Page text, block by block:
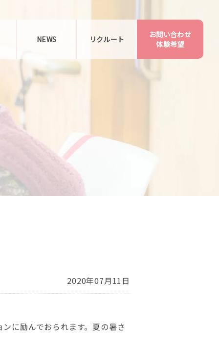
NEWS リクルート
お問い合わせ
体験希望
2020年07月11日
に励んでおられます。夏の暑さ